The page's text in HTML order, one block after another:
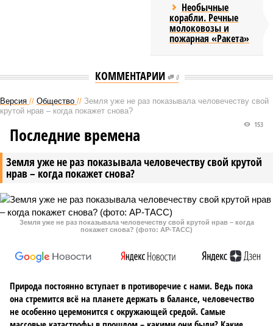
Необычные
корабли. Речные
молоковозы и
пожарная «Ракета»
КОММЕНТАРИИ 0
Версия // Общество // Земля уже не раз показывала человечеству свой
крутой нрав – когда покажет снова?
Земля уже не раз показывала человечеству свой крутой
нрав – когда покажет снова?
153
Последние времена
Земля уже не раз показывала человечеству свой крутой нрав – когда
покажет снова? (фото: АР-ТАСС)
Природа постоянно вступает в противоречие с нами. Ведь пока
она стремится всё на планете держать в балансе, человечество
не особенно церемонится с окружающей средой. Самые